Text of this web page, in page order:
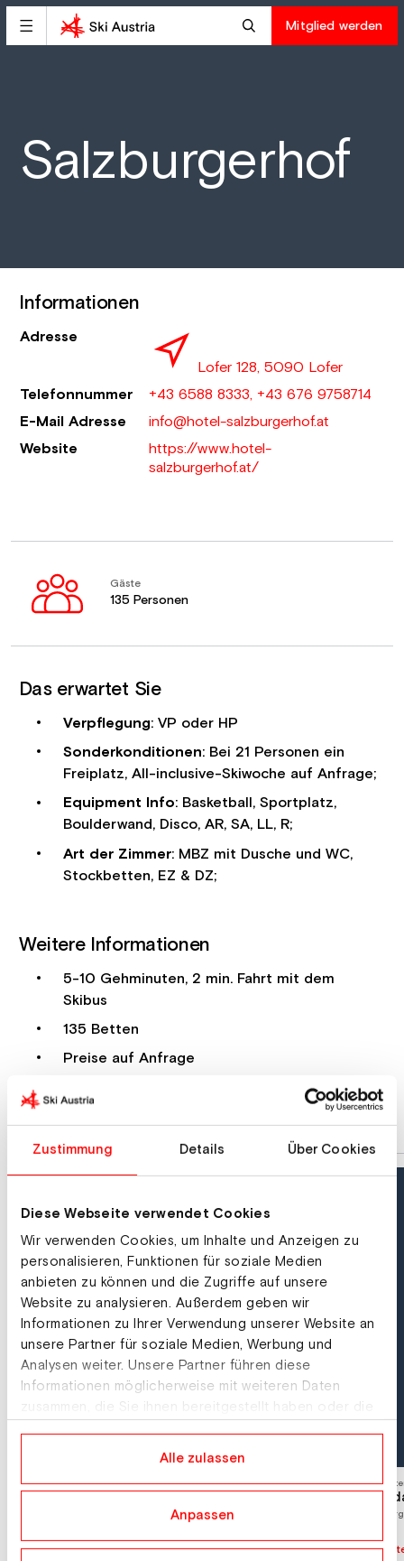
Zustimmung Details Über Cookies
Diese Webseite verwendet Cookies
Wir verwenden Cookies, um Inhalte und Anzeigen zu
personalisieren, Funktionen für soziale Medien
anbieten zu können und die Zugriffe auf unsere
Website zu analysieren. Außerdem geben wir
Informationen zu Ihrer Verwendung unserer Website an
unsere Partner für soziale Medien, Werbung und
Analysen weiter. Unsere Partner führen diese
Informationen möglicherweise mit weiteren Daten
zusammen, die Sie ihnen bereitgestellt haben oder die
Alle zulassen
Anpassen
Mitglied werden
Salzburgerhof
Informationen
Adresse
Lofer 128, 5090 Lofer
Telefonnummer
+43 6588 8333, +43 676 9758714
E-Mail Adresse
info@hotel-salzburgerhof.at
Website
https://www.hotel-
salzburgerhof.at/
Gäste
135 Personen
Das erwartet Sie
Verpflegung: VP oder HP
Sonderkonditionen: Bei 21 Personen ein
Freiplatz, All-inclusive-Skiwoche auf Anfrage;
Equipment Info: Basketball, Sportplatz,
Boulderwand, Disco, AR, SA, LL, R;
Art der Zimmer: MBZ mit Dusche und WC,
Stockbetten, EZ & DZ;
Weitere Informationen
5-10 Gehminuten, 2 min. Fahrt mit dem
Skibus
135 Betten
Preise auf Anfrage
Unterkunft
Unterkunft Details
Sonnberg 2, 5761 Maria